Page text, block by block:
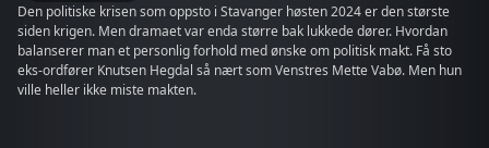
Den politiske krisen som oppsto i Stavanger høsten 2024 er den største
siden krigen. Men dramaet var enda større bak lukkede dører. Hvordan
balanserer man et personlig forhold med ønske om politisk makt. Få sto
eks-ordfører Knutsen Hegdal så nært som Venstres Mette Vabø. Men hun
ville heller ikke miste makten.